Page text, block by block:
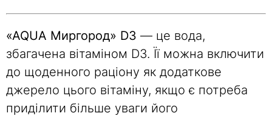
«AQUA Миргород» D3 — це вода,
збагачена вітаміном D3. Її можна включити
до щоденного раціону як додаткове
джерело цього вітаміну, якщо є потреба
приділити більше уваги його